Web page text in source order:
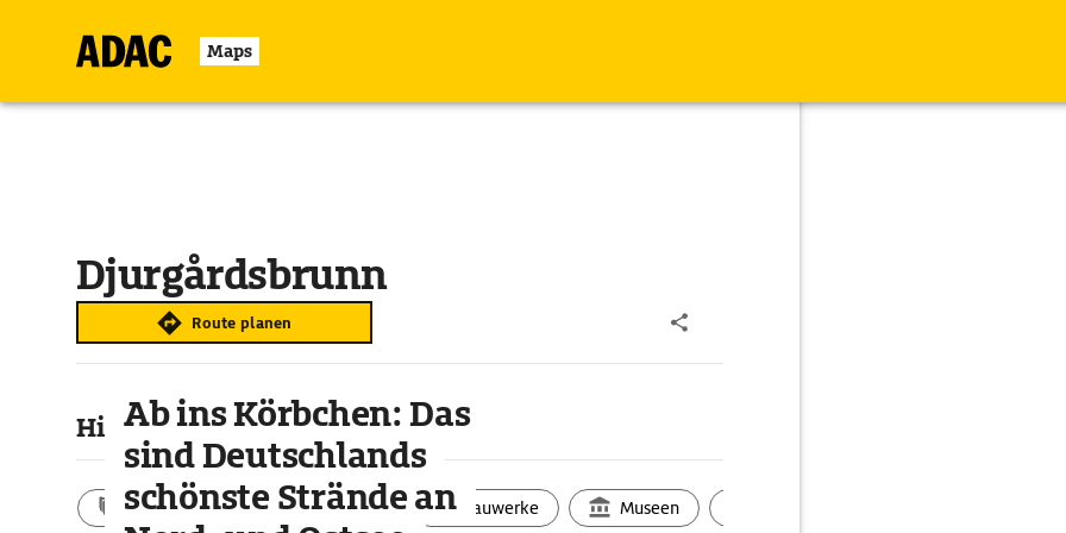
Maps
Djurgårdsbrunn
Route planen
Highlights & Sehenswertes
Aktivitäten Landschaft Bauwerke Museen
Ab ins Körbchen: Das
sind Deutschlands
schönste Strände an